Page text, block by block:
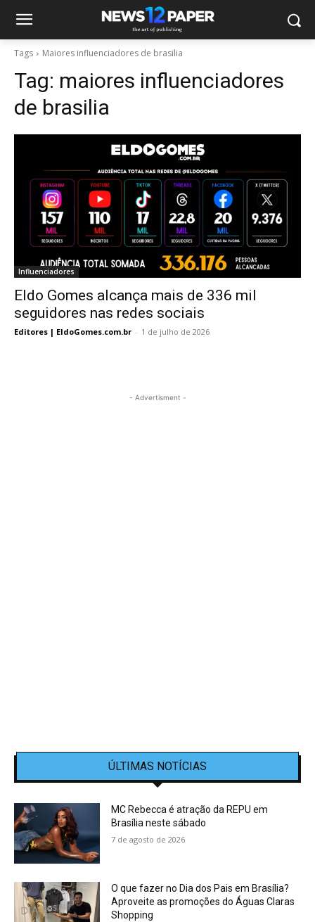
Tags Maiores influenciadores de brasilia
Tag: maiores influenciadores
de brasilia
Influenciadores
Eldo Gomes alcança mais de 336 mil
seguidores nas redes sociais
Editores | EldoGomes.com.br - 1 de julho de 2026
- Advertisment -
ÚLTIMAS NOTÍCIAS
MC Rebecca é atração da REPU em
Brasília neste sábado
7 de agosto de 2026
O que fazer no Dia dos Pais em Brasília?
Aproveite as promoções do Águas Claras
Shopping